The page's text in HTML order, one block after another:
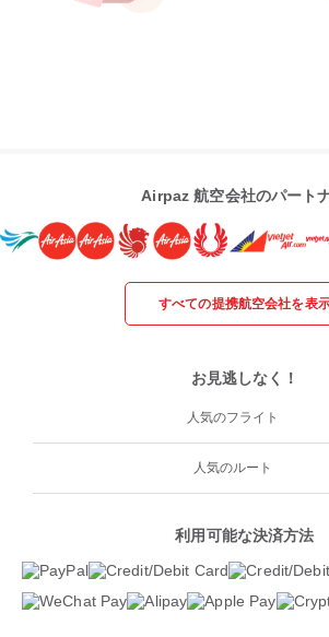
Airpaz 航空会社のパート
すべての提携航空会社を表
お見逃しなく！
人気のフライト
人気のルート
利用可能な決済方法